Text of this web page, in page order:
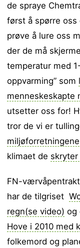
de spraye
først å spørre oss
prøve å lure oss
der de må
temperatur med
oppvarming” som
menneskeskapte
utsetter oss for!
tror de vi er
klimaet de skryter
FN-
har de tilgriset
regn(se video) og
Hove i 2010 med
folkemord og